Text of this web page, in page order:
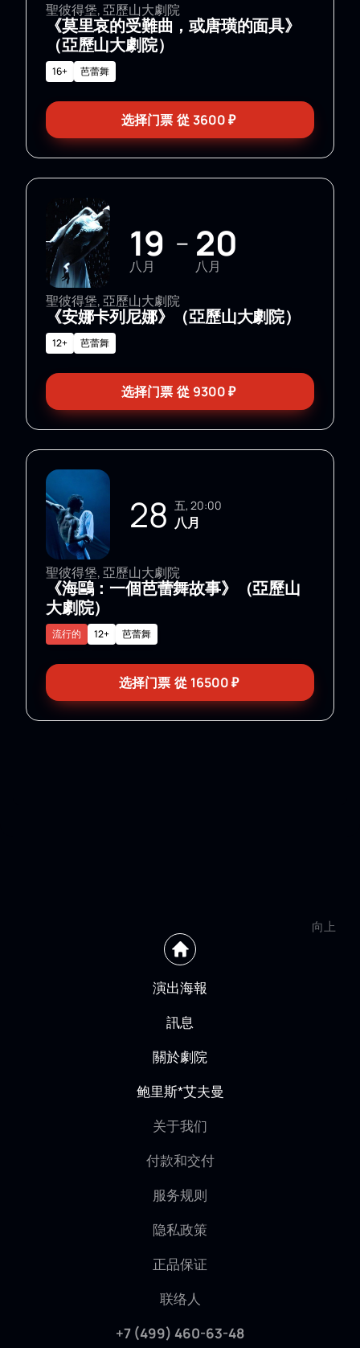
聖彼得堡, 亞歷山大劇院
《莫里哀的受難曲，或唐璜的面具》
（亞歷山大劇院）
16+ 芭蕾舞
选择门票 從3600₽
19
八月
— 20
八月
聖彼得堡, 亞歷山大劇院
《安娜卡列尼娜》（亞歷山大劇院）
12+ 芭蕾舞
选择门票 從 9300₽
28 五, 20:00
八月
聖彼得堡, 亞歷山大劇院
《海鷗：一個芭蕾舞故事》（亞歷山
大劇院）
12+ 芭蕾舞
流行的
选择门票 從 16500₽
向上
演出海報
訊息
關於劇院
鲍里斯*艾夫曼
关于我们
付款和交付
服务规则
隐私政策
正品保证
联络人
+7 (499) 460-63-48